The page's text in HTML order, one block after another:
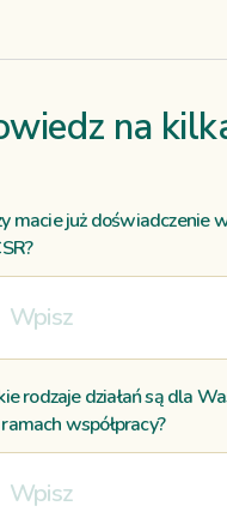
na
macie już doświadczenie
rodzaje działań są dla
współpracy?